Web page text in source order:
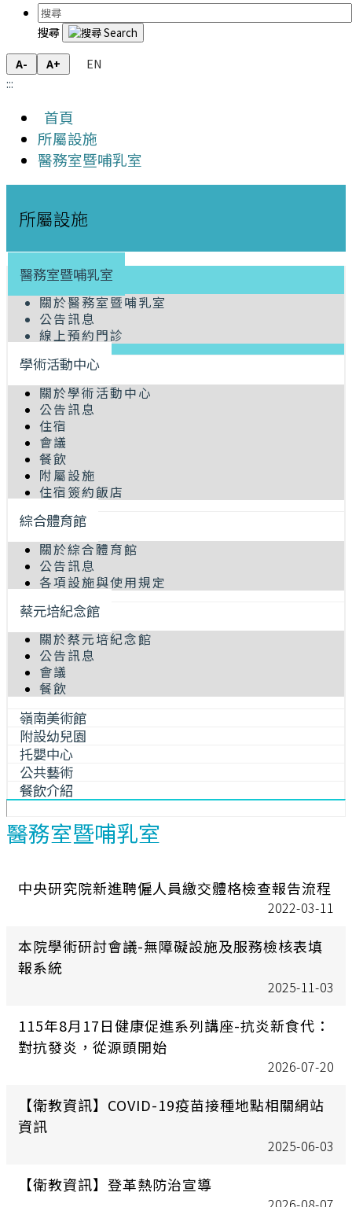
搜尋
A- A+
EN
:::
首頁
所屬設施
醫務室暨哺乳室
所屬設施
醫務室暨哺乳室
關於醫務室暨哺乳室
公告訊息
線上預約門診
學術活動中心
關於學術活動中心
公告訊息
住宿
會議
餐飲
附屬設施
住宿簽約飯店
綜合體育館
關於綜合體育館
公告訊息
各項設施與使用規定
蔡元培紀念館
關於蔡元培紀念館
公告訊息
會議
餐飲
嶺南美術館
附設幼兒園
托嬰中心
公共藝術
餐飲介紹
醫務室暨哺乳室
中央研究院新進聘僱人員繳交體格檢查報告流程
2022-03-11
本院學術研討會議-無障礙設施及服務檢核表填
報系統
2025-11-03
115年8月17日健康促進系列講座-抗炎新食代：
對抗發炎，從源頭開始
2026-07-20
【衛教資訊】COVID-19疫苗接種地點相關網站
資訊
2025-06-03
【衛教資訊】登革熱防治宣導